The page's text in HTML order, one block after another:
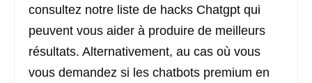
consultez notre liste de hacks Chatgpt qui
peuvent vous aider à produire de meilleurs
résultats. Alternativement, au cas où vous
vous demandez si les chatbots premium en